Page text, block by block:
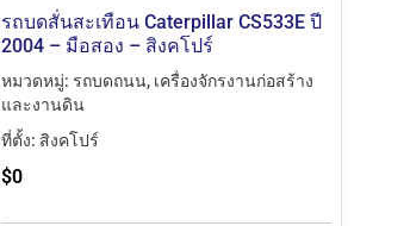
รถบดสั่นสะเทือน Caterpillar CS533E ปี
2004 – มือสอง – สิงคโปร์
หมวดหมู่: รถบดถนน, เครื่องจักรงานก่อสร้าง
และงานดิน
ที่ตั้ง: สิงคโปร์
$0